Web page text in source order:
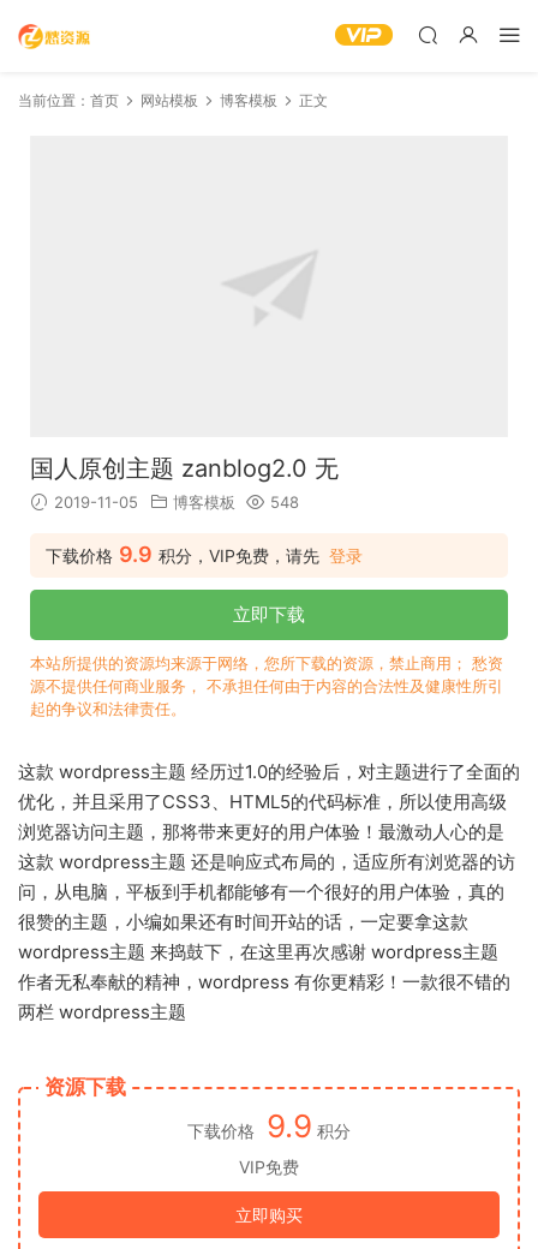
当前位置： 首页 网站模板 博客模板 正文
国人原创主题 zanblog2.0 无
2019-11-05 博客模板 548
下载价格 9.9 积分，VIP免费，请先 登录
立即下载
本站所提供的资源均来源于网络，您所下载的资源，禁止商用； 愁资
源不提供任何商业服务， 不承担任何由于内容的合法性及健康性所引
起的争议和法律责任。
这款 wordpress主题 经历过1.0的经验后，对主题进行了全面的
优化，并且采用了CSS3、HTML5的代码标准，所以使用高级
浏览器访问主题，那将带来更好的用户体验！最激动人心的是
这款 wordpress主题 还是响应式布局的，适应所有浏览器的访
问，从电脑，平板到手机都能够有一个很好的用户体验，真的
很赞的主题，小编如果还有时间开站的话，一定要拿这款
wordpress主题 来捣鼓下，在这里再次感谢 wordpress主题
作者无私奉献的精神，wordpress 有你更精彩！一款很不错的
两栏 wordpress主题
资源下载
下载价格 9.9 积分
VIP免费
立即购买